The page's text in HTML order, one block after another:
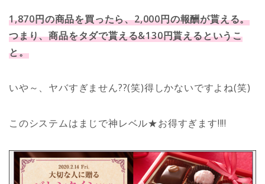
1,870円の商品を買ったら、2,000円の報酬が貰える。
つまり、商品をタダで貰える&130円貰えるというこ
と。
いや～、ヤバすぎません??(笑)得しかないですよね(笑)
このシステムはまじで神レベル★お得すぎます!!!!